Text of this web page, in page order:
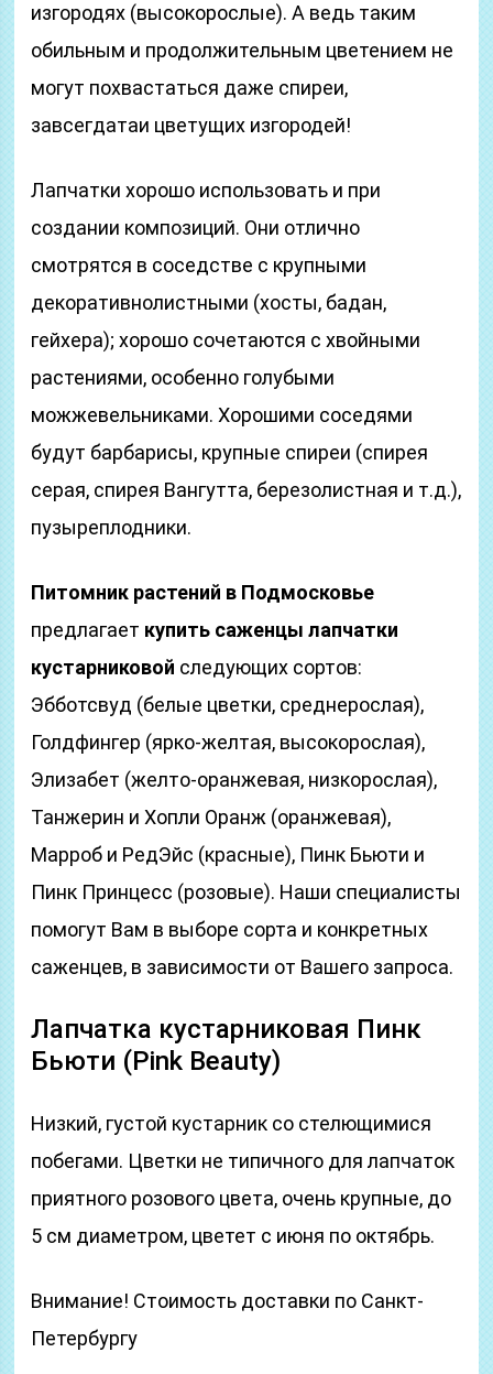
изгородях (высокорослые). А ведь таким
обильным и продолжительным цветением не
могут похвастаться даже спиреи,
завсегдатаи цветущих изгородей!
Лапчатки хорошо использовать и при
создании композиций. Они отлично
смотрятся в соседстве с крупными
декоративнолистными (хосты, бадан,
гейхера); хорошо сочетаются с хвойными
растениями, особенно голубыми
можжевельниками. Хорошими соседями
будут барбарисы, крупные спиреи (спирея
серая, спирея Вангутта, березолистная и т.д.),
пузыреплодники.
Питомник растений в Подмосковье
предлагает купить саженцы лапчатки
кустарниковой следующих сортов:
Эбботсвуд (белые цветки, среднерослая),
Голдфингер (ярко-желтая, высокорослая),
Элизабет (желто-оранжевая, низкорослая),
Танжерин и Хопли Оранж (оранжевая),
Марроб и РедЭйс (красные), Пинк Бьюти и
Пинк Принцесс (розовые). Наши специалисты
помогут Вам в выборе сорта и конкретных
саженцев, в зависимости от Вашего запроса.
Лапчатка кустарниковая Пинк
Бьюти (Pink Beauty)
Низкий, густой кустарник со стелющимися
побегами. Цветки не типичного для лапчаток
приятного розового цвета, очень крупные, до
5 см диаметром, цветет с июня по октябрь.
Внимание! Стоимость доставки по Санкт-
Петербургу